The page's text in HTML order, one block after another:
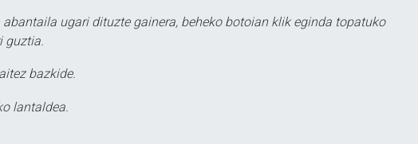
abantaila ugari dituzte gainera, beheko botoian klik eginda topatuko
guztia.
bazkide.
lantaldea.